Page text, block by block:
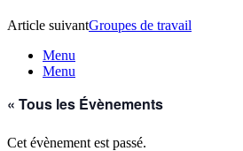
Article suivantGroupes de travail
Menu
Menu
« Tous les Évènements
Cet évènement est passé.